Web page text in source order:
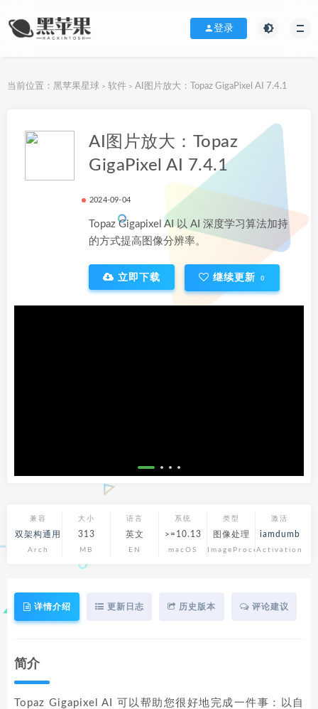
登录
当前位置： 黑苹果星球 > 软件 > AI图片放大：Topaz GigaPixel AI 7.4.1
AI图片放大：Topaz
GigaPixel AI 7.4.1
2024-09-04
Topaz Gigapixel AI 以 AI 深度学习算法加持
的方式提高图像分辨率。
立即下载 继续更新 0
兼容
双架构通用
Arch
大小
313
MB
语言
英文
EN
系统
>=10.13
macOS
类型
图像处理
ImageProcess
激活
iamdumb
Activation
详情介绍 更新日志 历史版本 评论建议
简介
Topaz Gigapixel AI 可以帮助您很好地完成一件事：以自